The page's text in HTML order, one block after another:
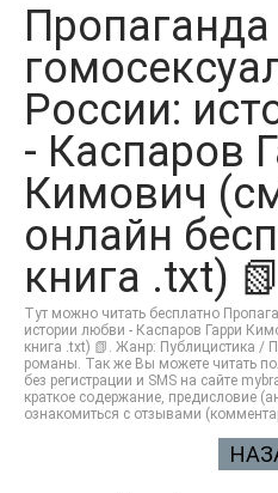
Пропаганда
России:
- Каспаров
Кимович
онлайн
книга .txt) 📗
Тут можно читать бесплатно
истории любви - Каспаров Гарри
книга .txt) 📗. Жанр: Публицистика /
романы. Так же Вы можете читать
без регистрации и SMS на сайте
краткое содержание, предисловие
ознакомиться с отзывами